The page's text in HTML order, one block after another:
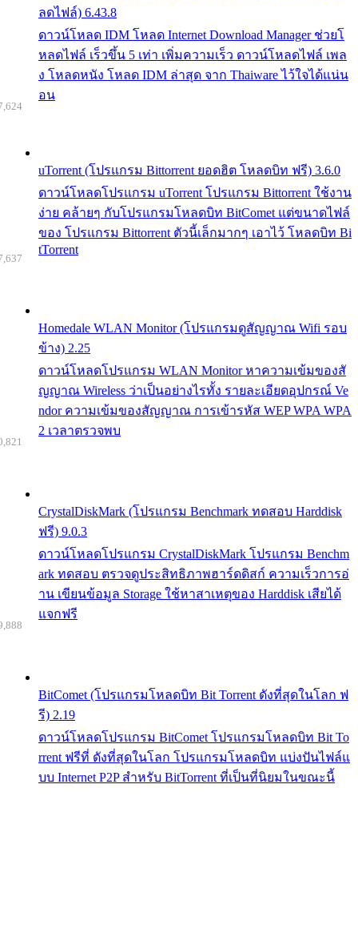
ลดไฟล์) 6.43.8
ดาวน์โหลด IDM โหลด Internet Download Manager ช่วยโ
หลดไฟล์ เร็วขึ้น 5 เท่า เพิ่มความเร็ว ดาวน์โหลดไฟล์ เพล
ง โหลดหนัง โหลด IDM ล่าสุด จาก Thaiware ไว้ใจได้แน่น
อน
uTorrent (โปรแกรม Bittorrent ยอดฮิต โหลดบิท ฟรี) 3.6.0
ดาวน์โหลดโปรแกรม uTorrent โปรแกรม Bittorrent ใช้งาน
ง่าย คล้ายๆ กับโปรแกรมโหลดบิท BitComet แต่ขนาดไฟล์
ของ โปรแกรม Bittorrent ตัวนี้เล็กมากๆ เอาไว้ โหลดบิท Bi
tTorrent
Homedale WLAN Monitor (โปรแกรมดูสัญญาณ Wifi รอบ
ข้าง) 2.25
ดาวน์โหลดโปรแกรม WLAN Monitor หาความเข้มของสั
ญญาณ Wireless ว่าเป็นอย่างไรทั้ง รายละเอียดอุปกรณ์ Ve
ndor ความเข้มของสัญญาณ การเข้ารหัส WEP WPA WPA
2 เวลาตรวจพบ
CrystalDiskMark (โปรแกรม Benchmark ทดสอบ Harddisk
ฟรี) 9.0.3
ดาวน์โหลดโปรแกรม CrystalDiskMark โปรแกรม Benchm
ark ทดสอบ ตรวจดูประสิทธิภาพฮาร์ดดิสก์ ความเร็วการอ่
าน เขียนข้อมูล Storage ใช้หาสาเหตุของ Harddisk เสียได้
แจกฟรี
BitComet (โปรแกรมโหลดบิท Bit Torrent ดังที่สุดในโลก ฟ
รี) 2.19
ดาวน์โหลดโปรแกรม BitComet โปรแกรมโหลดบิท Bit To
rrent ฟรีที่ ดังที่สุดในโลก โปรแกรมโหลดบิท แบ่งปันไฟล์แ
บบ Internet P2P สำหรับ BitTorrent ที่เป็นที่นิยมในขณะนี้